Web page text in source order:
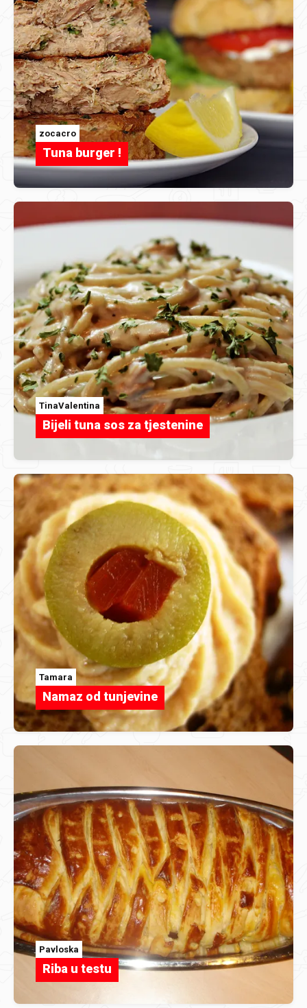
zocacro
Tuna burger !
TinaValentina
Bijeli tuna sos za tjestenine
Tamara
Namaz od tunjevine
Pavloska
Riba u testu